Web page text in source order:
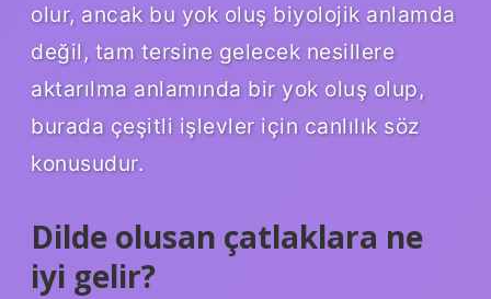
olur, ancak bu yok oluş biyolojik anlamda
değil, tam tersine gelecek nesillere
aktarılma anlamında bir yok oluş olup,
burada çeşitli işlevler için canlılık söz
konusudur.
Dilde olusan çatlaklara ne
iyi gelir?